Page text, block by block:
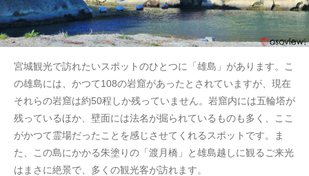
宮城観光で訪れたいスポットのひとつに「雄島」があります。こ
の雄島には、かつて108の岩窟があったとされていますが、現在
それらの岩窟は約50程しか残っていません。岩窟内には五輪塔が
残っているほか、壁面には法名が掘られているものも多く、ここ
がかつて霊場だったことを感じさせてくれるスポットです。ま
た、この島にかかる朱塗りの「渡月橋」と雄島越しに観るご来光
はまさに絶景で、多くの観光客が訪れます。